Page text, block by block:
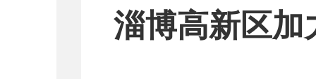
淄博高新区加